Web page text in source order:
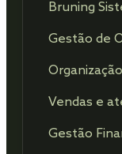
Bruning
Gestão de
Organização
Vendas e
Gestão